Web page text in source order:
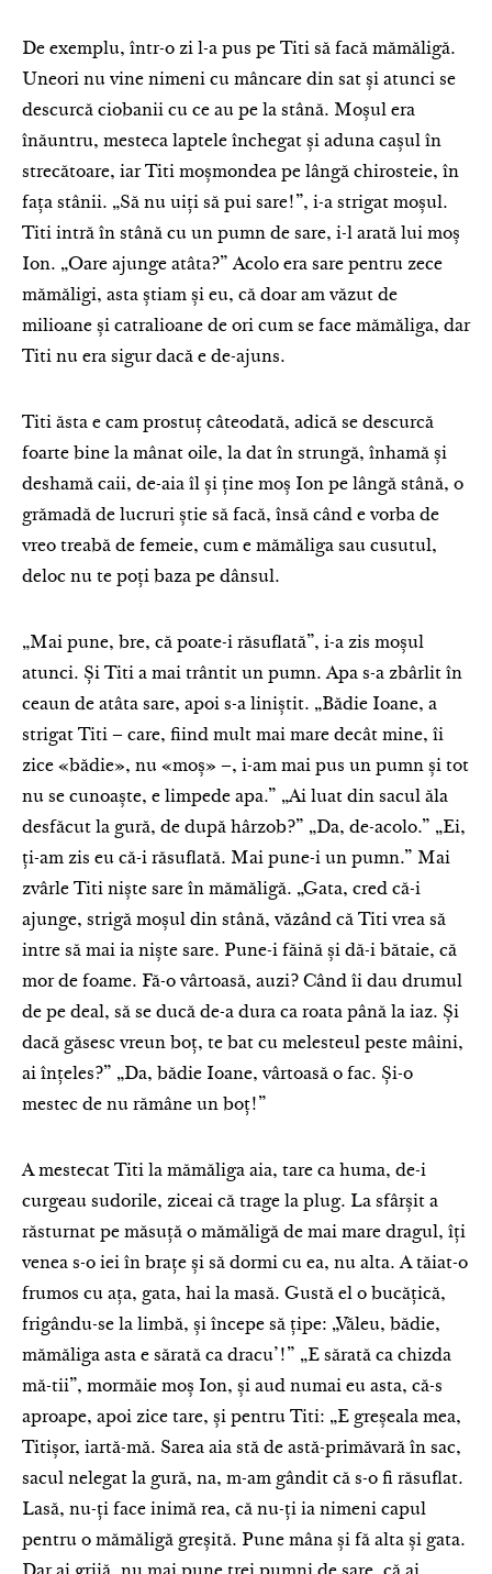
De exemplu, într-o zi l-a pus pe Titi să facă mămăligă.
Uneori nu vine nimeni cu mâncare din sat și atunci se
descurcă ciobanii cu ce au pe la stână. Moșul era
înăuntru, mesteca laptele închegat și aduna cașul în
strecătoare, iar Titi moșmondea pe lângă chirosteie, în
fața stânii. „Să nu uiți să pui sare!”, i-a strigat moșul.
Titi intră în stână cu un pumn de sare, i-l arată lui moș
Ion. „Oare ajunge atâta?” Acolo era sare pentru zece
mămăligi, asta știam și eu, că doar am văzut de
milioane și catralioane de ori cum se face mămăliga, dar
Titi nu era sigur dacă e de-ajuns.
Titi ăsta e cam prostuț câteodată, adică se descurcă
foarte bine la mânat oile, la dat în strungă, înhamă și
deshamă caii, de-aia îl și ține moș Ion pe lângă stână, o
grămadă de lucruri știe să facă, însă când e vorba de
vreo treabă de femeie, cum e mămăliga sau cusutul,
deloc nu te poți baza pe dânsul.
„Mai pune, bre, că poate-i răsuflată”, i-a zis moșul
atunci. Și Titi a mai trântit un pumn. Apa s-a zbârlit în
ceaun de atâta sare, apoi s-a liniștit. „Bădie Ioane, a
strigat Titi – care, fiind mult mai mare decât mine, îi
zice «bădie», nu «moș» –, i-am mai pus un pumn și tot
nu se cunoaște, e limpede apa.” „Ai luat din sacul ăla
desfăcut la gură, de după hârzob?” „Da, de-acolo.” „Ei,
ți-am zis eu că-i răsuflată. Mai pune-i un pumn.” Mai
zvârle Titi niște sare în mămăligă. „Gata, cred că-i
ajunge, strigă moșul din stână, văzând că Titi vrea să
intre să mai ia niște sare. Pune-i făină și dă-i bătaie, că
mor de foame. Fă-o vârtoasă, auzi? Când îi dau drumul
de pe deal, să se ducă de-a dura ca roata până la iaz. Și
dacă găsesc vreun boț, te bat cu melesteul peste mâini,
ai înțeles?” „Da, bădie Ioane, vârtoasă o fac. Și-o
mestec de nu rămâne un boț!”
A mestecat Titi la mămăliga aia, tare ca huma, de-i
curgeau sudorile, ziceai că trage la plug. La sfârșit a
răsturnat pe măsuță o mămăligă de mai mare dragul, îți
venea s-o iei în brațe și să dormi cu ea, nu alta. A tăiat-o
frumos cu ața, gata, hai la masă. Gustă el o bucățică,
frigându-se la limbă, și începe să țipe: „Văleu, bădie,
mămăliga asta e sărată ca dracu’!” „E sărată ca chizda
mă-tii”, mormăie moș Ion, și aud numai eu asta, că-s
aproape, apoi zice tare, și pentru Titi: „E greșeala mea,
Titișor, iartă-mă. Sarea aia stă de astă-primăvară în sac,
sacul nelegat la gură, na, m-am gândit că s-o fi răsuflat.
Lasă, nu-ți face inimă rea, că nu-ți ia nimeni capul
pentru o mămăligă greșită. Pune mâna și fă alta și gata.